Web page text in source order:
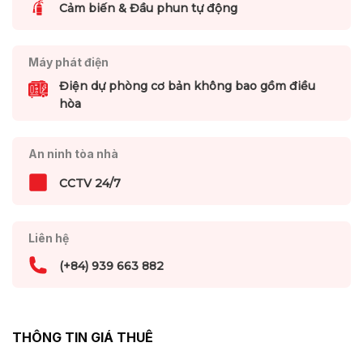
Cảm biến & Đầu phun tự động
Máy phát điện
Điện dự phòng cơ bản không bao gồm điều
hòa
An ninh tòa nhà
CCTV 24/7
Liên hệ
(+84) 939 663 882
THÔNG TIN GIÁ THUÊ